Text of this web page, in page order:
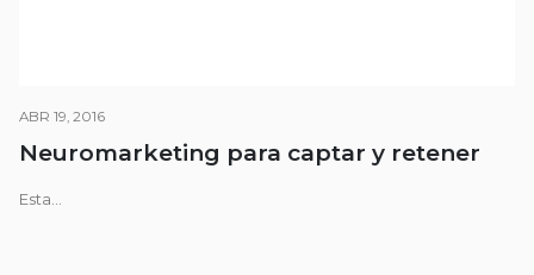
ABR 19, 2016
Neuromarketing para captar y retener
Esta...